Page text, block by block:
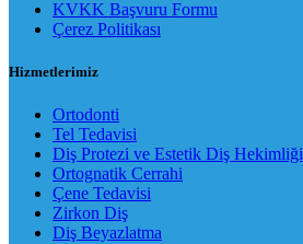
KVKK Başvuru Formu
Çerez Politikası
Hizmetlerimiz
Ortodonti
Tel Tedavisi
Diş Protezi ve Estetik Diş Hekimliği
Ortognatik Cerrahi
Çene Tedavisi
Zirkon Diş
Diş Beyazlatma